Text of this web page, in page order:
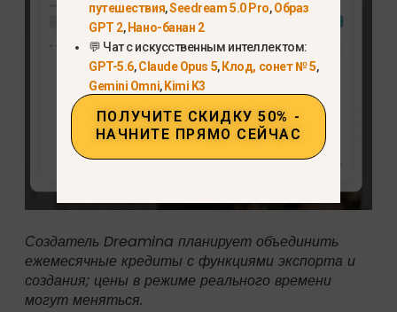
Создатель Dreamina планирует объединить
ежемесячные кредиты с функциями экспорта и
создания; цены в режиме реального времени
могут меняться.
путешествия,Seedream 5.0 Pro,Образ
GPT 2,Нано-банан 2
💬 Чат с искусственным интеллектом:
GPT-5.6,Claude Opus 5,Клод, сонет № 5,
Gemini Omni,Kimi K3
ПОЛУЧИТЕ СКИДКУ 50% -
НАЧНИТЕ ПРЯМО СЕЙЧАС